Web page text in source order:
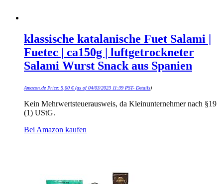
klassische katalanische Fuet Salami |
Fuetec | ca150g | luftgetrockneter
Salami Wurst Snack aus Spanien
Amazon.de Price: 5,00 €(as of 04/03/2023 11:39 PST- Details)
Kein Mehrwertsteuerausweis, da Kleinunternehmer nach §19
(1) UStG.
Bei Amazon kaufen